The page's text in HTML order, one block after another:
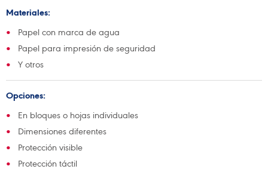
Materiales:
Papel con marca de agua
Papel para impresión de seguridad
Y otros
Opciones:
En bloques o hojas individuales
Dimensiones diferentes
Protección visible
Protección táctil